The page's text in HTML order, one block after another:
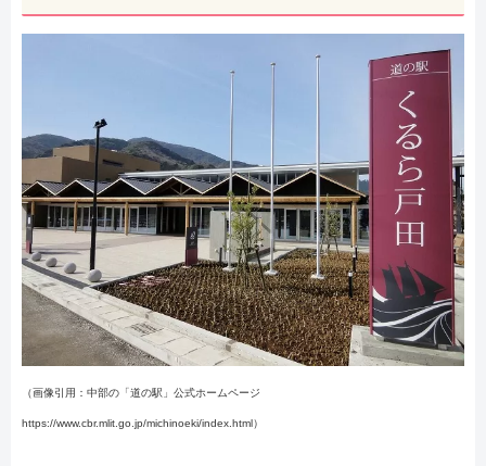
（画像引用：中部の「道の駅」公式ホームページ
https://www.cbr.mlit.go.jp/michinoeki/index.html）